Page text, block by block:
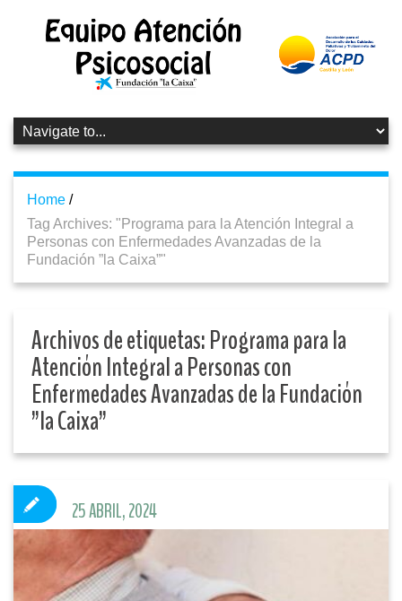
Home /
Tag Archives: "Programa para la Atención Integral a
Personas con Enfermedades Avanzadas de la
Fundación ”la Caixa”"
Archivos de etiquetas:Programa para la
Atención Integral a Personas con
Enfermedades Avanzadas de la Fundación
”la Caixa”
25 ABRIL, 2024